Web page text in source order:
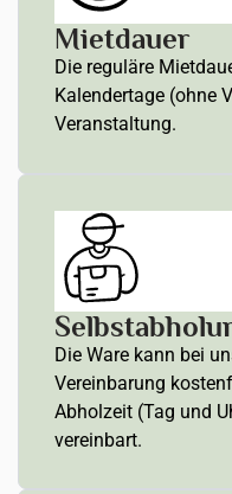
Mietdauer
Die reguläre
Kalendertage (ohne
Veranstaltung.
Die Ware kann bei
Vereinbarung
Abholzeit (Tag und
vereinbart.